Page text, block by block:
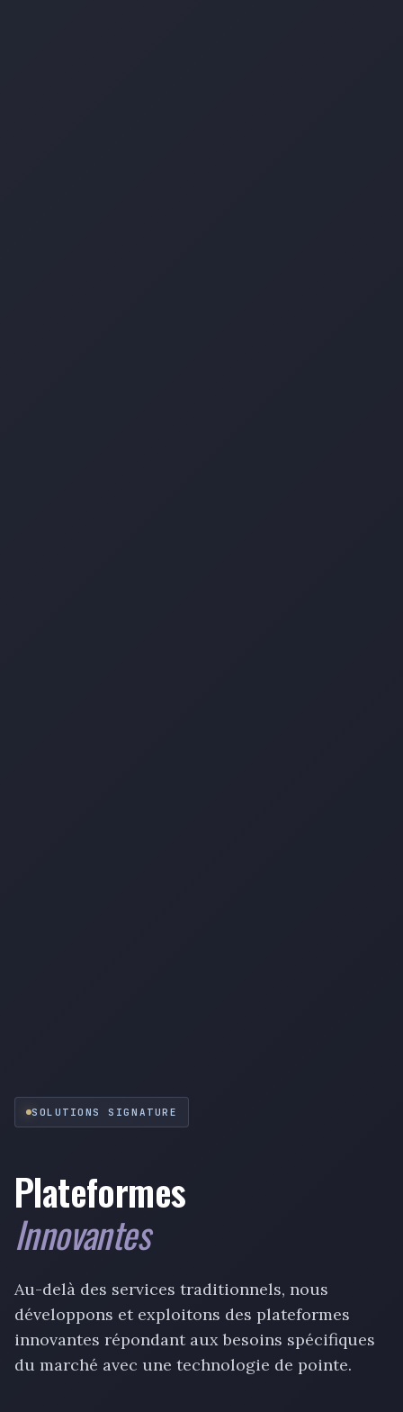
SOLUTIONS SIGNATURE
Plateformes
Innovantes
Au-delà des services traditionnels, nous
développons et exploitons des plateformes
innovantes répondant aux besoins spécifiques
du marché avec une technologie de pointe.